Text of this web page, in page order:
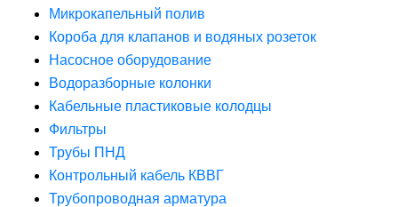
Микрокапельный полив
Короба для клапанов и водяных розеток
Насосное оборудование
Водоразборные колонки
Кабельные пластиковые колодцы
Фильтры
Трубы ПНД
Контрольный кабель КВВГ
Трубопроводная арматура